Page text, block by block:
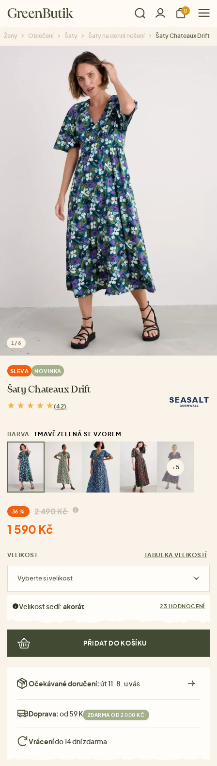
0
Ženy Oblečení Šaty Šaty na denní nošení Šaty Chateaux Drift
1 /6
SLEVA NOVINKA
Šaty Chateaux Drift
(42)
BARVA: TMAVĚ ZELENÁ SE VZOREM
+5
36 % 2 490 Kč
1 590 Kč
VELIKOST TABULKA VELIKOSTÍ
Vyberte si velikost
Velikost sedí:akorát 23 HODNOCENÍ
PŘIDAT DO KOŠÍKU
Očekávané doručení:út 11. 8. u vás
Doprava:od 59 Kč ZDARMA OD 2 000 KČ
Vrácenído 14 dní zdarma